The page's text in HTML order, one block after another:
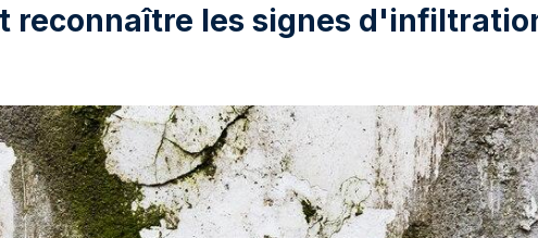
reconnaître les signes